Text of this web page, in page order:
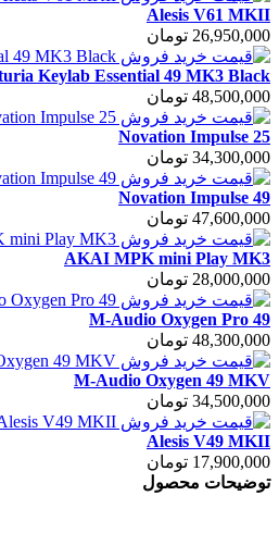
Alesis V61 MKII
26,950,000 تومان
Keylab Essential 49 MK3 Black
48,500,000 تومان
Novation Impulse 25
34,300,000 تومان
Novation Impulse 49
47,600,000 تومان
AKAI MPK mini Play MK3
28,000,000 تومان
M-Audio Oxygen Pro 49
48,300,000 تومان
M-Audio Oxygen 49 MKV
34,500,000 تومان
Alesis V49 MKII
17,900,000 تومان
توضیحات محصول